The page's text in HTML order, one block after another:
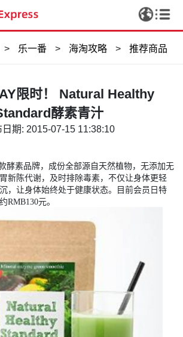
> 乐一番 > 海淘攻略 > 推荐商品
限时！ Natural Healthy
酵素青汁
日期: 2015-07-15 11:38:10
酵素品牌，成份全部源自天然植物，无添加无
新陈代谢，及时排除毒素，不仅让身体更轻
，让身体始终处于健康状态。
目前会员日特
RMB130元。